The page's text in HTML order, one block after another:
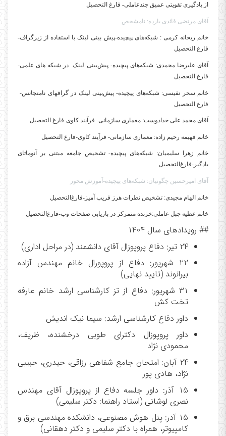
از یادگیری تقویتی عمیق چندعاملی- فارغ التحصیل
آقای مرتضی قائدی بارده: نامشخص
خانم ریحانه کرمی : شبکه‌های پیچیده-پیش بینی لینک با استفاده از زیرگراف-
فارغ التحصیل
آقای علیرضا محمدی: شبکه‌های پیچیده- پیش‌بینی لینک در شبکه های علمی-
فارغ التحصیل
خانم سحر نفیسی: شبکه‌های پیچیده- پیش‌بینی لینک در گرافهای نامتجانس-
فارغ التحصیل
آقای محمد علی خدادوست: معماری سازمانی- فرآیند کاوی-فارغ التحصیل
خانم فهیمه رحیم زاده: معماری سازمانی- فرآیند کاوی-فارغ التحصیل
خانم زهرا سلیمیان: شبکه‌های پیچیده- تشحیص جامعه مبتنی بر آتوماتای
یادگیر -فارغ‌التحصیل
آقای امیرحسین چگونیان: شبکه‌های پیچیده-آموزش محور
خانم الهام مجیدی: تشخیص نظرات هرز فریب آمیز-فارغ‌التحصیل
خانم عطیه جبل عاملی:خزنده متمرکز در بازیابی صفحات وب-فارغ‌التحصیل
## رویدادهای سال 1404
24 تیر: دفاع پروپوزال آقای دانشمند (در مراحل اداری)
22 شهریور: دفاع از پروپورال خانم مهندس آزاده
بیرانوند (تایید نهایی)
31 شهریور: دفاع از تز کارشناسی ارشد خانم عارفه
تخت کش
داور دفاع کارشناسی ارشد: سیما نیک اندیش
داور پروپوزال دکترای طوبی درخشنده، ظریف،
محمودی نژاد
24 آبان: امتحان جامع شفاهی رزاقی، حیدری، حبیبی
نژاد، هادی پور
15 آذر: داور جلسه دفاع از پروپوزال آقای مهندس
نصری لوشانی (استاد راهنما: دکتر سلیمی)
15 آدر: پنل هوش مصنوعی، دانشکده مهندسی برق و
کامپیوتر، همراه با دکتر سلیمی و دکتر دهقانی)